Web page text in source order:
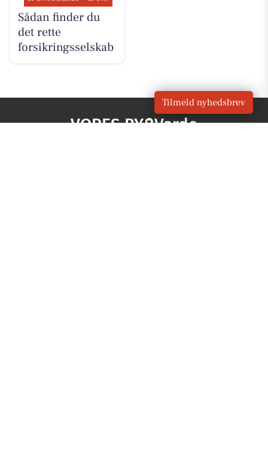
Sådan finder du
det rette
forsikringsselskab
VORES BY Varde
Tilmeld nyhedsbrev